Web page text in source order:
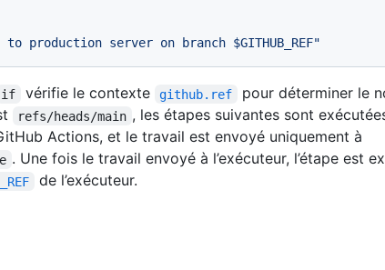
to production server on branch $GITHUB_REF"
if vérifie le contexte github.ref
pour déterminer le
refs/heads/main , les étapes suivantes sont
Actions, et le travail est envoyé uniquement à
. Une fois le travail envoyé à l’exécuteur, l’étape est
de l’exécuteur.